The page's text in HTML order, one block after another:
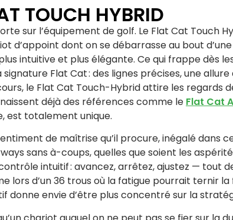
TOUCH HYBRID
sur l’équipement de golf. Le Flat Cat Touch
d’appoint dont on se débarrasse au bout
intuitive et plus élégante. Ce qui frappe dès
Flat Cat : des lignes précises, une
le Flat Cat Touch-Hybrid attire les regards
déjà des références comme le Flat Cat
est totalement unique.
de maîtrise qu’il procure, inégalé dans
sans à-coups, quelles que soient les
intuitif : avancez, arrêtez, ajustez — tout
lors d’un 36 trous où la fatigue pourrait ternir
envie d’être plus concentré sur la